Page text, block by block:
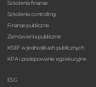
Szkolenia finanse
Szkolenia controlling
Finanse publiczne
Zamówienia publiczne
KSEF w jednostkach publicznych
KPA i postepowanie egzekucyjne
ESG